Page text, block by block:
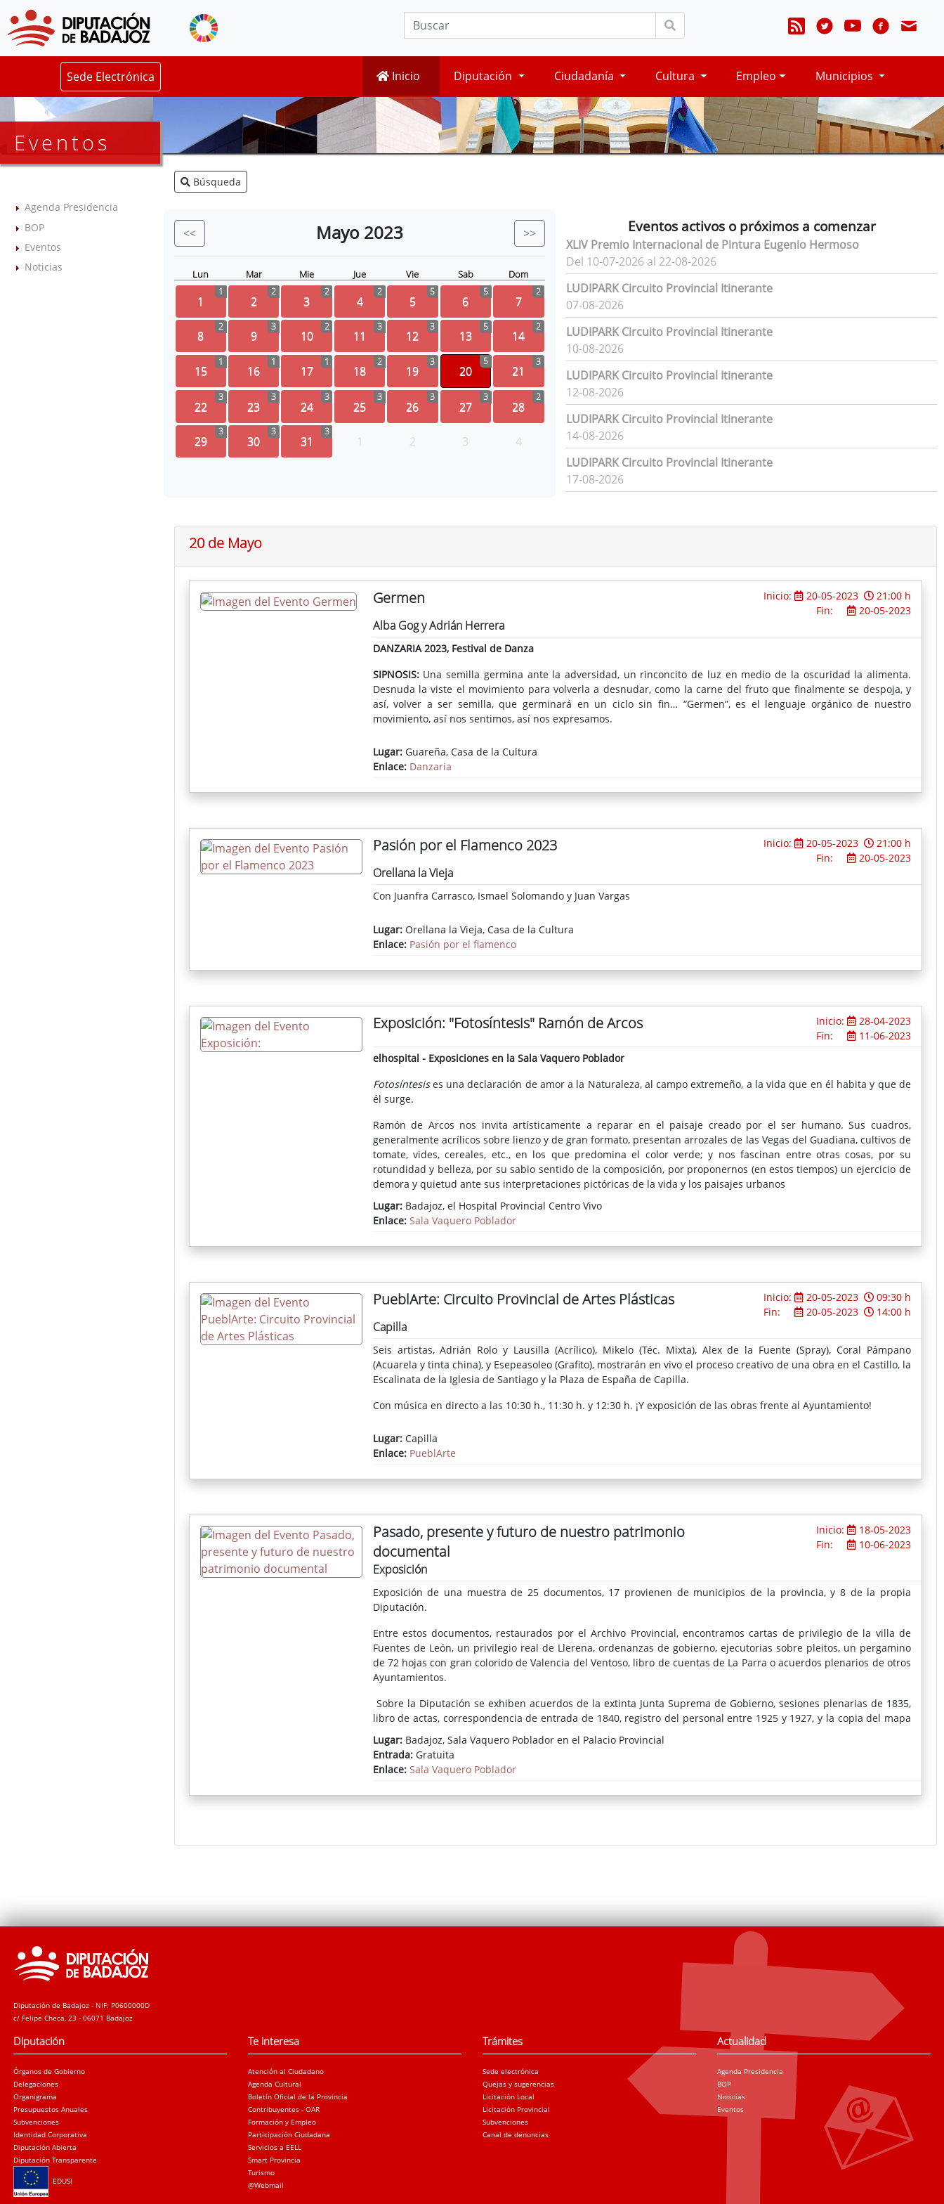
Sede Electrónica Inicio Diputación Ciudadanía Cultura Empleo Municipios
Eventos
Agenda Presidencia
BOP
Eventos
Noticias
Búsqueda
<< Mayo 2023 >>
Lun Mar Mie Jue Vie Sab Dom
1
1
2
2
3
2
4
2
5
5
6
5
7
2
8
2
9
3
10
2
11
3
12
3
13
5
14
2
15
1
16
1
17
1
18
2
19
3
20
5
21
3
22
3
23
3
24
3
25
3
26
3
27
3
28
2
29
3
30
3
31
3
1 2 3 4
Eventos activos o próximos a comenzar
XLIV Premio Internacional de Pintura Eugenio Hermoso
Del 10-07-2026 al 22-08-2026
LUDIPARK Circuito Provincial Itinerante
07-08-2026
LUDIPARK Circuito Provincial Itinerante
10-08-2026
LUDIPARK Circuito Provincial Itinerante
12-08-2026
LUDIPARK Circuito Provincial Itinerante
14-08-2026
LUDIPARK Circuito Provincial Itinerante
17-08-2026
20 de Mayo
Germen Inicio: 20-05-2023
21:00 h
Fin:
20-05-2023
Alba Gog y Adrián Herrera
DANZARIA 2023, Festival de Danza
SIPNOSIS: Una semilla germina ante la adversidad, un rinconcito de luz en medio de la oscuridad la alimenta.
Desnuda la viste el movimiento para volverla a desnudar, como la carne del fruto que finalmente se despoja, y
así, volver a ser semilla, que germinará en un ciclo sin fin… “Germen”, es el lenguaje orgánico de nuestro
movimiento, así nos sentimos, así nos expresamos.
Lugar:Guareña, Casa de la Cultura
Enlace: Danzaria
Pasión por el Flamenco 2023 Inicio: 20-05-2023
21:00 h
Fin:
20-05-2023
Orellana la Vieja
Con Juanfra Carrasco, Ismael Solomando y Juan Vargas
Lugar:Orellana la Vieja, Casa de la Cultura
Enlace: Pasión por el flamenco
Exposición: "Fotosíntesis" Ramón de Arcos Inicio:
28-04-2023
Fin:
11-06-2023
elhospital - Exposiciones en la Sala Vaquero Poblador
Fotosíntesises una declaración de amor a la Naturaleza, al campo extremeño, a la vida que en él habita y que de
él surge.
Ramón de Arcos nos invita artísticamente a reparar en el paisaje creado por el ser humano. Sus cuadros,
generalmente acrílicos sobre lienzo y de gran formato, presentan arrozales de las Vegas del Guadiana, cultivos de
tomate, vides, cereales, etc., en los que predomina el color verde; y nos fascinan entre otras cosas, por su
rotundidad y belleza, por su sabio sentido de la composición, por proponernos (en estos tiempos) un ejercicio de
demora y quietud ante sus interpretaciones pictóricas de la vida y los paisajes urbanos
Lugar:Badajoz, el Hospital Provincial Centro Vivo
Enlace: Sala Vaquero Poblador
PueblArte: Circuito Provincial de Artes Plásticas Inicio: 20-05-2023
09:30 h
Fin:
20-05-2023 14:00 h
Capilla
Seis artistas, Adrián Rolo y Lausilla (Acrílico), Mikelo (Téc. Mixta), Alex de la Fuente (Spray), Coral Pámpano
(Acuarela y tinta china), y Esepeasoleo (Grafito), mostrarán en vivo el proceso creativo de una obra en el Castillo, la
Escalinata de la Iglesia de Santiago y la Plaza de España de Capilla.
Con música en directo a las 10:30 h., 11:30 h. y 12:30 h. ¡Y exposición de las obras frente al Ayuntamiento!
Lugar:Capilla
Enlace: PueblArte
Pasado, presente y futuro de nuestro patrimonio
documental
Inicio:
18-05-2023
Fin:
10-06-2023
Exposición
Exposición de una muestra de 25 documentos, 17 provienen de municipios de la provincia, y 8 de la propia
Diputación.
Entre estos documentos, restaurados por el Archivo Provincial, encontramos cartas de privilegio de la villa de
Fuentes de León, un privilegio real de Llerena, ordenanzas de gobierno, ejecutorias sobre pleitos, un pergamino
de 72 hojas con gran colorido de Valencia del Ventoso, libro de cuentas de La Parra o acuerdos plenarios de otros
Ayuntamientos.
Sobre la Diputación se exhiben acuerdos de la extinta Junta Suprema de Gobierno, sesiones plenarias de 1835,
libro de actas, correspondencia de entrada de 1840, registro del personal entre 1925 y 1927, y la copia del mapa
del plan de caminos vecinales de la provincia de 1927, entre otros.
Un video proyectará un documental sobre el antes y el después de documentos tras su restauración.
Lugar:Badajoz, Sala Vaquero Poblador en el Palacio Provincial
Entrada:Gratuita
Enlace: Sala Vaquero Poblador
Diputación de Badajoz - NIF: P0600000D
c/ Felipe Checa, 23 - 06071 Badajoz
Diputación
Órganos de Gobierno
Delegaciones
Organigrama
Presupuestos Anuales
Subvenciones
Identidad Corporativa
Diputación Abierta
Diputación Transparente
EDUSI
Te interesa
Atención al Ciudadano
Agenda Cultural
Boletín Oficial de la Provincia
Contribuyentes - OAR
Formación y Empleo
Participación Ciudadana
Servicios a EELL
Smart Provincia
Turismo
@Webmail
Trámites
Sede electrónica
Quejas y sugerencias
Licitación Local
Licitación Provincial
Subvenciones
Canal de denuncias
Actualidad
Agenda Presidencia
BOP
Noticias
Eventos